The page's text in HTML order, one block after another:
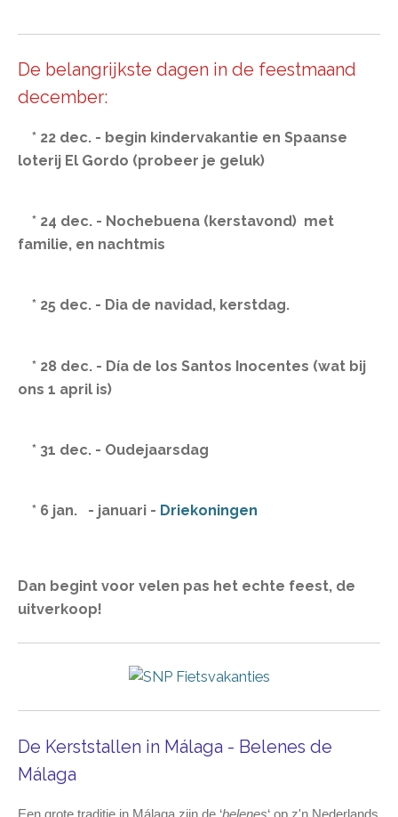
De belangrijkste dagen in de feestmaand
december:
* 22 dec. - begin kindervakantie en Spaanse
loterij El Gordo (probeer je geluk)
* 24 dec. - Nochebuena (kerstavond) met
familie, en nachtmis
* 25 dec. - Dia de navidad, kerstdag.
* 28 dec. - Día de los Santos Inocentes (wat bij
ons 1 april is)
* 31 dec. - Oudejaarsdag
* 6 jan. - januari - Driekoningen
Dan begint voor velen pas het echte feest, de
uitverkoop!
De Kerststallen in Málaga - Belenes de
Málaga